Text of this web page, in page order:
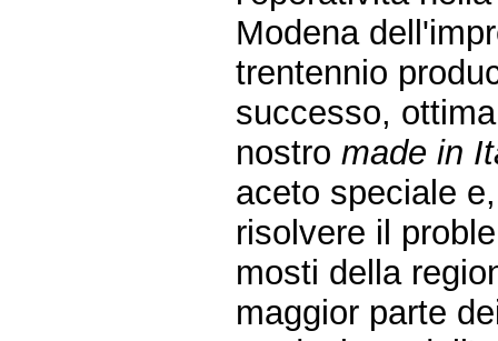
Modena
trentennio
successo,
nostromade in
aceto speciale
risolvere il
mosti della
maggior parte